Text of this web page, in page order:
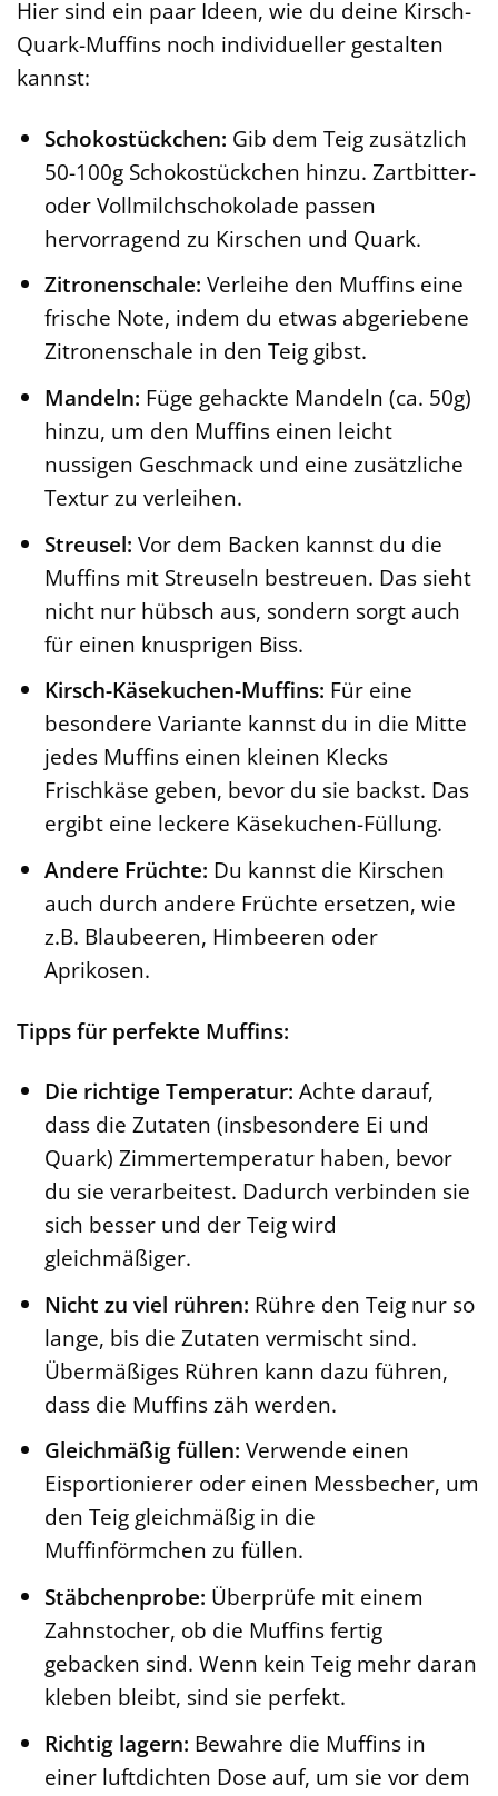
Hier sind ein paar Ideen, wie du deine Kirsch-
Quark-Muffins noch individueller gestalten
kannst:
Schokostückchen: Gib dem Teig zusätzlich
50-100g Schokostückchen hinzu. Zartbitter-
oder Vollmilchschokolade passen
hervorragend zu Kirschen und Quark.
Zitronenschale: Verleihe den Muffins eine
frische Note, indem du etwas abgeriebene
Zitronenschale in den Teig gibst.
Mandeln: Füge gehackte Mandeln (ca. 50g)
hinzu, um den Muffins einen leicht
nussigen Geschmack und eine zusätzliche
Textur zu verleihen.
Streusel: Vor dem Backen kannst du die
Muffins mit Streuseln bestreuen. Das sieht
nicht nur hübsch aus, sondern sorgt auch
für einen knusprigen Biss.
Kirsch-Käsekuchen-Muffins: Für eine
besondere Variante kannst du in die Mitte
jedes Muffins einen kleinen Klecks
Frischkäse geben, bevor du sie backst. Das
ergibt eine leckere Käsekuchen-Füllung.
Andere Früchte: Du kannst die Kirschen
auch durch andere Früchte ersetzen, wie
z.B. Blaubeeren, Himbeeren oder
Aprikosen.
Tipps für perfekte Muffins:
Die richtige Temperatur: Achte darauf,
dass die Zutaten (insbesondere Ei und
Quark) Zimmertemperatur haben, bevor
du sie verarbeitest. Dadurch verbinden sie
sich besser und der Teig wird
gleichmäßiger.
Nicht zu viel rühren: Rühre den Teig nur so
lange, bis die Zutaten vermischt sind.
Übermäßiges Rühren kann dazu führen,
dass die Muffins zäh werden.
Gleichmäßig füllen: Verwende einen
Eisportionierer oder einen Messbecher, um
den Teig gleichmäßig in die
Muffinförmchen zu füllen.
Stäbchenprobe: Überprüfe mit einem
Zahnstocher, ob die Muffins fertig
gebacken sind. Wenn kein Teig mehr daran
kleben bleibt, sind sie perfekt.
Richtig lagern: Bewahre die Muffins in
einer luftdichten Dose auf, um sie vor dem